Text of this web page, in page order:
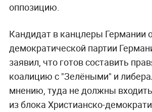
оппозицию.
Кандидат в канцлеры Германии
демократической партии
заявил, что готов составить
коалицию с "Зелёными" и
мнению, туда не должны
из блока Христианско-